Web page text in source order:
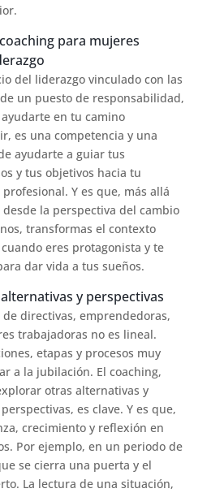
para mujeres
del liderazgo vinculado con las
un puesto de responsabilidad,
en tu camino
es una competencia y una
ayudarte a guiar tus
y tus objetivos hacia tu
Y es que, más allá
la perspectiva del cambio
transformas el contexto
eres protagonista y te
dar vida a tus sueños.
y perspectivas
directivas, emprendedoras,
trabajadoras no es lineal.
etapas y procesos muy
a la jubilación. El coaching,
otras alternativas y
es clave. Y es que,
crecimiento y reflexión en
Por ejemplo, en un periodo de
se cierra una puerta y el
La lectura de una situación,